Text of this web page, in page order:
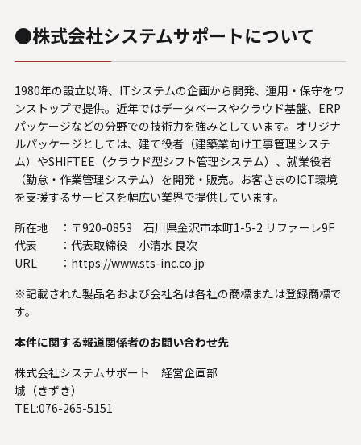
●株式会社システムサポートについて
1980年の設立以降、ITシステムの企画から開発、運用・保守をワ
ンストップで提供。近年ではデータベースやクラウド基盤、ERP
パッケージなどの分野での技術力を強みとしています。オリジナ
ルパッケージとしては、建て役者（建築業向け工事管理システ
ム）やSHIFTEE（クラウド型シフト管理システム）、就業役者
（勤怠・作業管理システム）を開発・販売。お客さまのICT環境
を支援するサービスを幅広い業界で提供しています。
所在地 ： 〒920-0853 石川県金沢市本町1-5-2 リファーレ9F
代表 ： 代表取締役 小清水 良次
URL ： https://www.sts-inc.co.jp
※記載された製品名および会社名は各社の商標または登録商標で
す。
本件に関する報道関係者のお問い合わせ先
株式会社システムサポート 経営企画部
城（きずき）
TEL:076-265-5151